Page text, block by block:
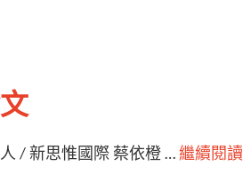
/ 新思惟國際 蔡依橙 … 繼續閱讀